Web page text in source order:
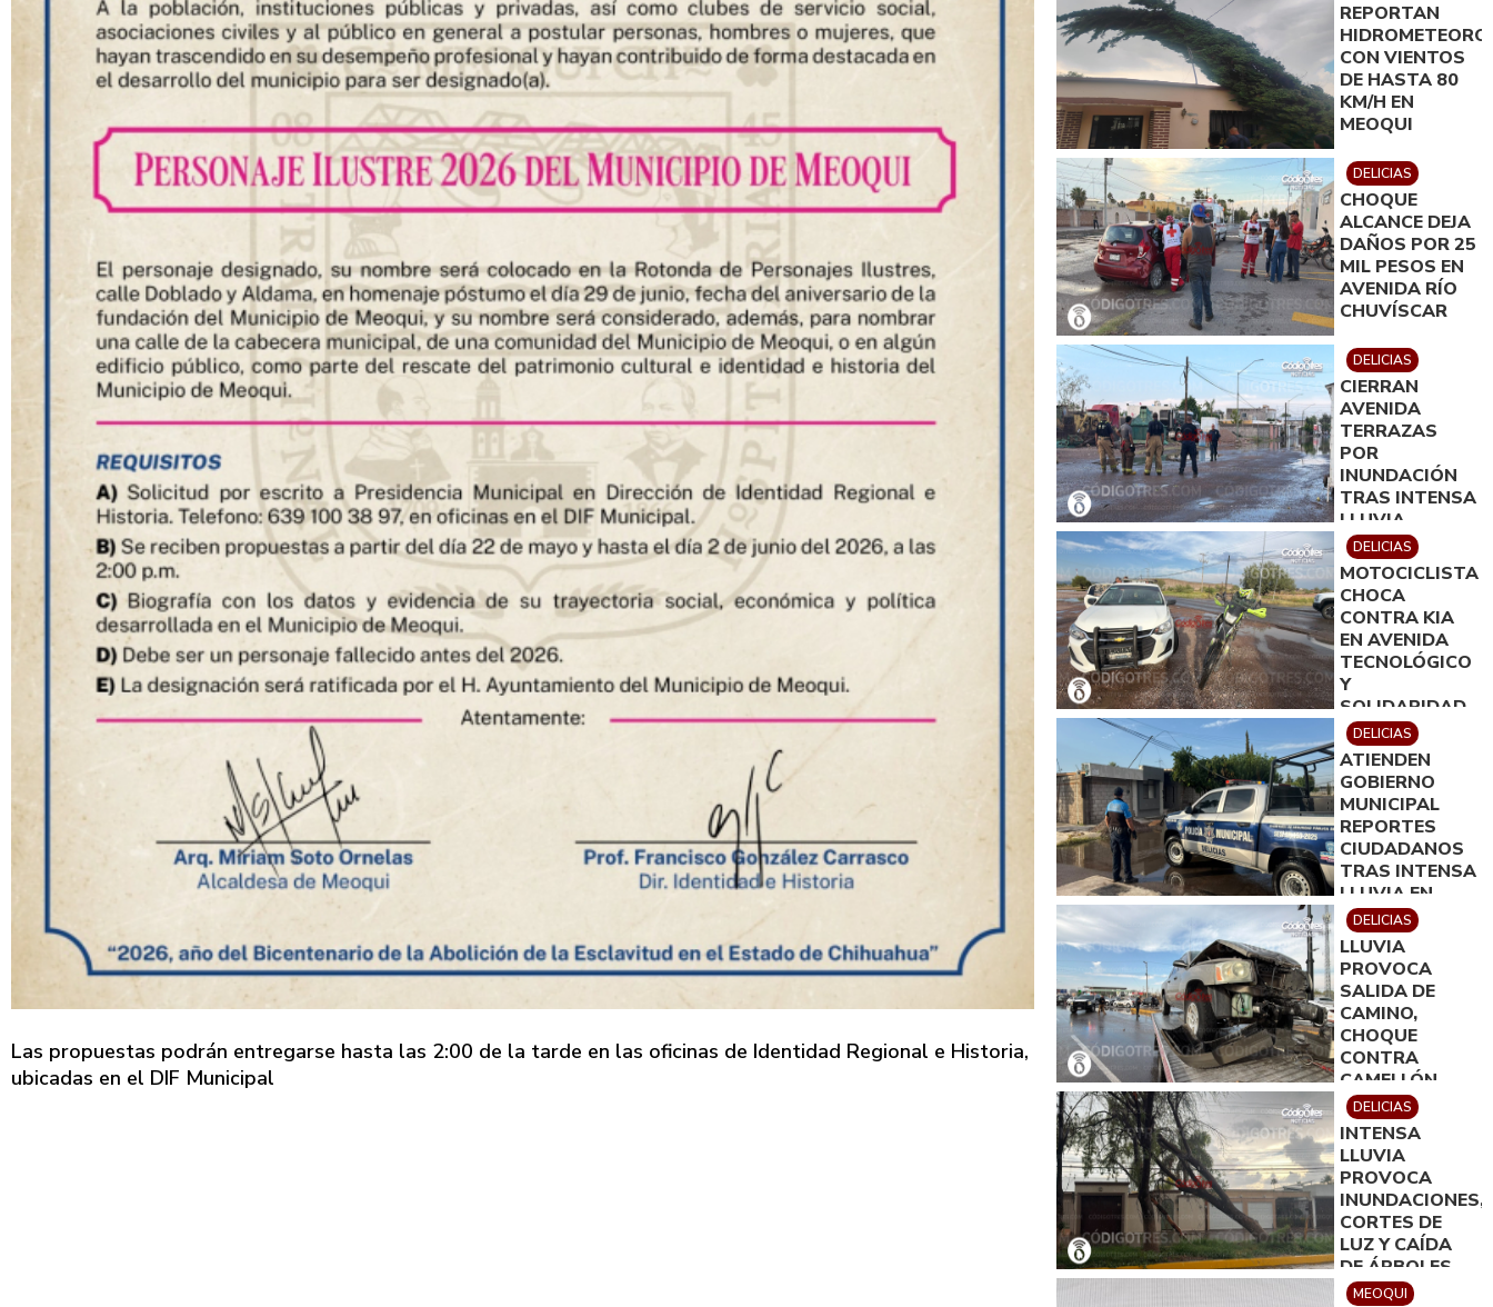
Las propuestas podrán entregarse hasta las 2:00 de la tarde en las oficinas de Identidad Regional e Historia,
ubicadas en el DIF Municipal
REPORTAN
HIDROMETEORO
CON VIENTOS
DE HASTA 80
KM/H EN
MEOQUI
DELICIAS
CHOQUE
ALCANCE DEJA
DAÑOS POR 25
MIL PESOS EN
AVENIDA RÍO
CHUVÍSCAR
DELICIAS
CIERRAN
AVENIDA
TERRAZAS
POR
INUNDACIÓN
TRAS INTENSA
LLUVIA
DELICIAS
MOTOCICLISTA
CHOCA
CONTRA KIA
EN AVENIDA
TECNOLÓGICO
Y
SOLIDARIDAD
DELICIAS
ATIENDEN
GOBIERNO
MUNICIPAL
REPORTES
CIUDADANOS
TRAS INTENSA
LLUVIA EN
DELICIAS
DELICIAS
LLUVIA
PROVOCA
SALIDA DE
CAMINO,
CHOQUE
CONTRA
CAMELLÓN,
DERRIBO DE
DOS
ARBOTANTES
Y DAÑOS DE
100 MIL PESOS
DELICIAS
INTENSA
LLUVIA
PROVOCA
INUNDACIONES,
CORTES DE
LUZ Y CAÍDA
DE ÁRBOLES
EN DELICIAS
MEOQUI